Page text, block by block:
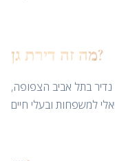
מה זה דירת גן?
בתל אביב הצפופה,